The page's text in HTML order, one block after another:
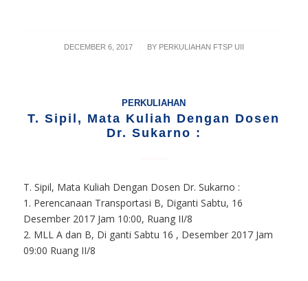
DECEMBER 6, 2017
/ BY PERKULIAHAN FTSP UII
PERKULIAHAN
T. Sipil, Mata Kuliah Dengan Dosen
Dr. Sukarno :
T. Sipil, Mata Kuliah Dengan Dosen Dr. Sukarno :
1. Perencanaan Transportasi B, Diganti Sabtu, 16
Desember 2017 Jam 10:00, Ruang II/8
2. MLL A dan B, Di ganti Sabtu 16 , Desember 2017 Jam
09:00 Ruang II/8